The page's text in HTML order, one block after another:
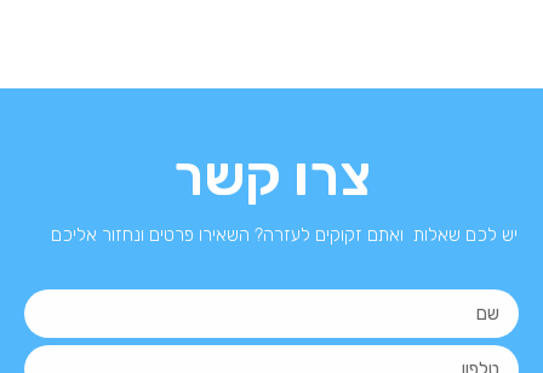
צרו קשר
יש לכם שאלות ואתם זקוקים לעזרה? השאירו פרטים ונחזור אליכם